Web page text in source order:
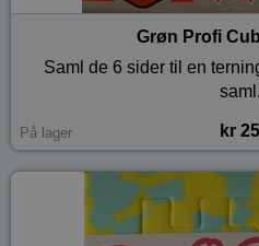
Grøn Profi
Saml de 6 sider til en
På lager kr